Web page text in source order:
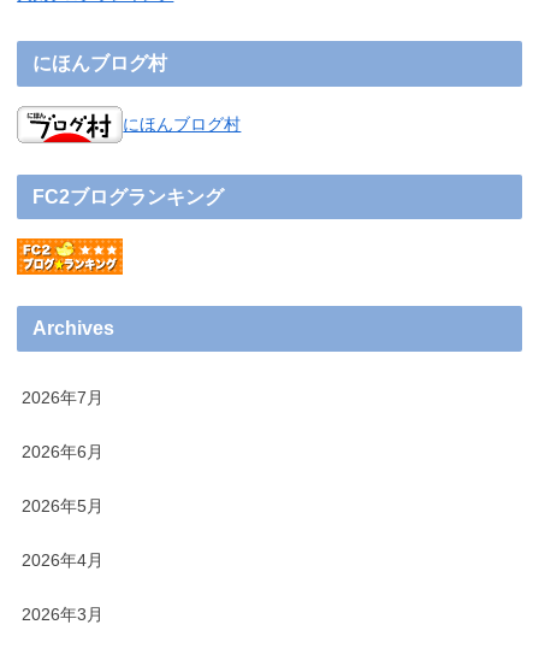
にほんブログ村
にほんブログ村
FC2ブログランキング
Archives
2026年7月
2026年6月
2026年5月
2026年4月
2026年3月